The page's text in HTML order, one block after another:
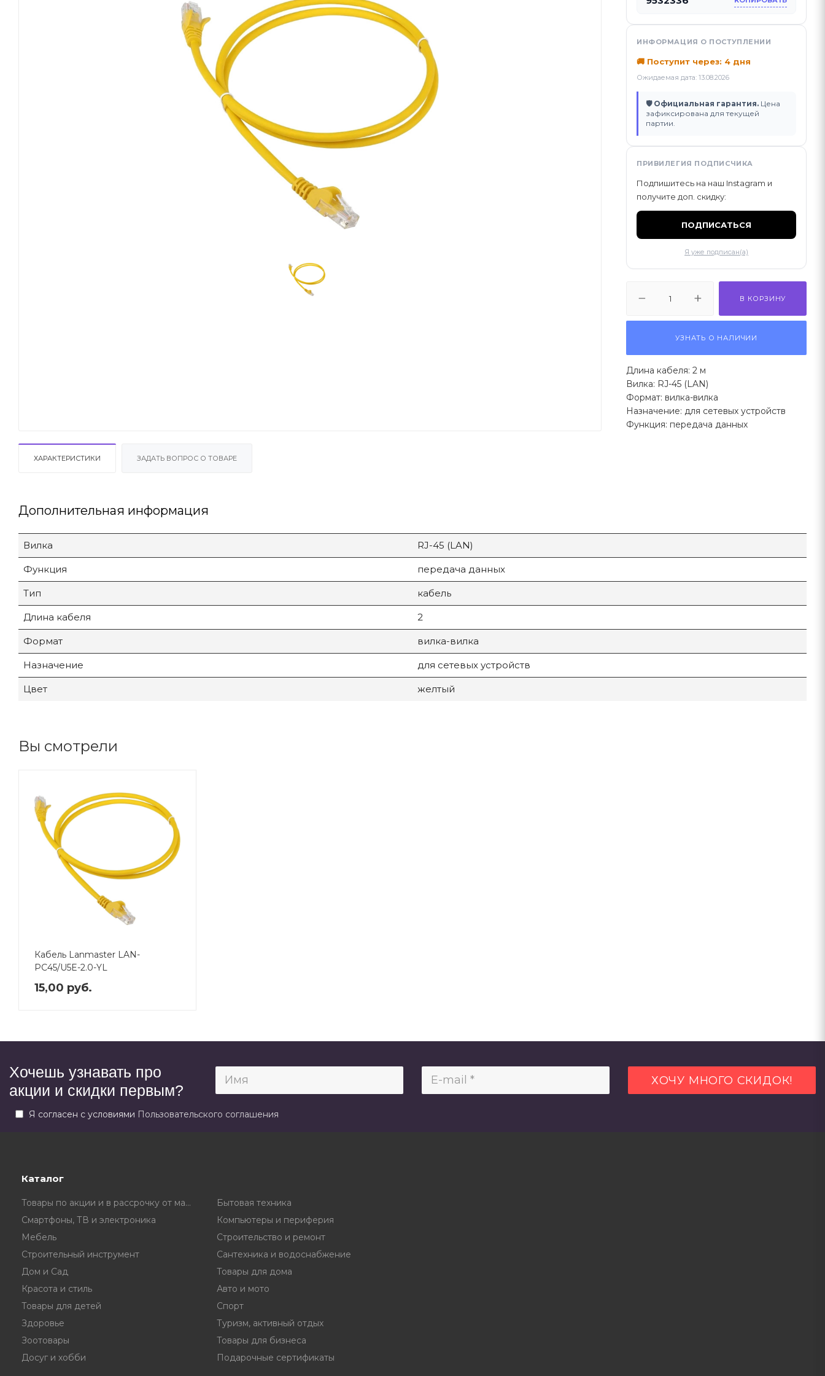
ИНФОРМАЦИЯ О ПОСТУПЛЕНИИ
🚚 Поступит через: 4 дня
Ожидаемая дата: 13.08.2026
🛡 Официальная гарантия. Цена
зафиксирована для текущей
партии.
ПРИВИЛЕГИЯ ПОДПИСЧИКА
Подпишитесь на наш Instagram и
получите доп. скидку:
ПОДПИСАТЬСЯ
Я уже подписан(а)
В КОРЗИНУ
УЗНАТЬ О НАЛИЧИИ
Длина кабеля: 2 м
Вилка: RJ-45 (LAN)
Формат: вилка-вилка
Назначение: для сетевых устройств
Функция: передача данных
ХАРАКТЕРИСТИКИ ЗАДАТЬ ВОПРОС О ТОВАРЕ
Дополнительная информация
Вилка RJ-45 (LAN)
Функция передача данных
Тип кабель
Длина кабеля 2
Формат вилка-вилка
Назначение для сетевых устройств
Цвет желтый
Вы смотрели
Кабель Lanmaster LAN-
PC45/U5E-2.0-YL
15,00 руб.
Хочешь узнавать про
акции и скидки первым?
Я согласен с условиями Пользовательского соглашения
Каталог
Товары по акции и в рассрочку от магазина
Бытовая техника
Смартфоны, ТВ и электроника
Компьютеры и периферия
Мебель
Строительство и ремонт
Строительный инструмент
Сантехника и водоснабжение
Дом и Сад
Товары для дома
Красота и стиль
Авто и мото
Товары для детей
Спорт
Здоровье
Туризм, активный отдых
Зоотовары
Товары для бизнеса
Досуг и хобби
Подарочные сертификаты